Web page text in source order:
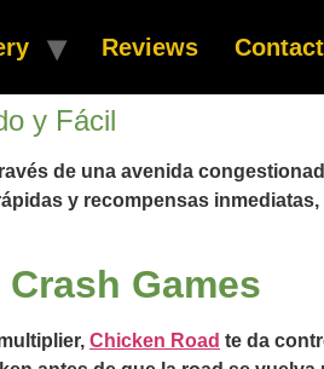
Reviews Contact
y Fácil
de una avenida
y recompensas
Games
Chicken Road te da